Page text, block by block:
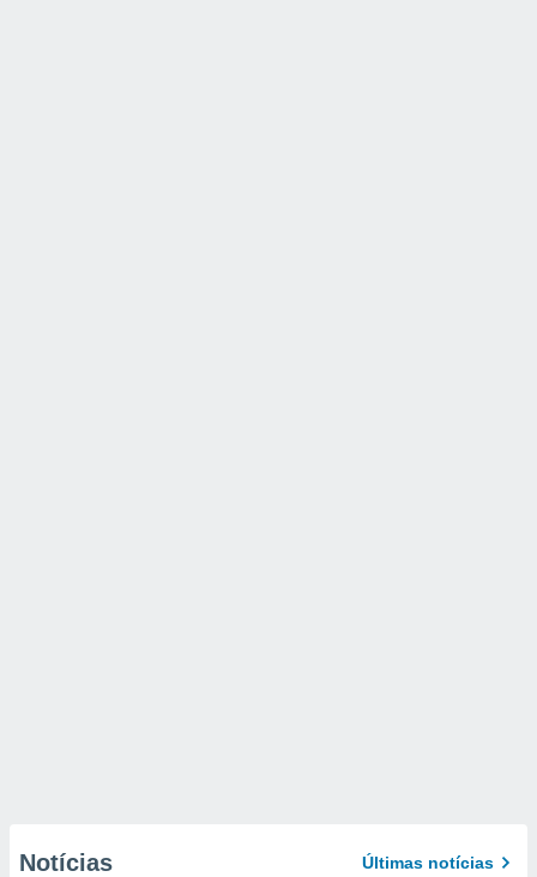
Notícias Últimas notícias